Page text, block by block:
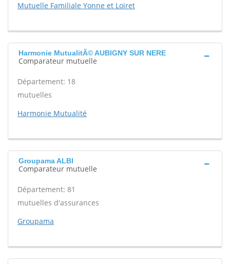
Mutuelle Familiale Yonne et Loiret
Harmonie MutualitÃ© AUBIGNY SUR NERE
Comparateur mutuelle
Département: 18
mutuelles
Harmonie Mutualité
Groupama ALBI
Comparateur mutuelle
Département: 81
mutuelles d'assurances
Groupama